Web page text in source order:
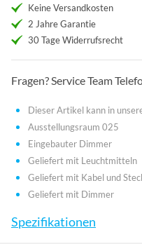
Keine Versandkosten
2 Jahre Garantie
30 Tage Widerrufsrecht
Fragen? Service Team
Dieser Artikel kann in
Ausstellungsraum 025
Eingebauter Dimmer
Geliefert mit Leuchtmitteln
Geliefert mit Kabel und
Geliefert mit Dimmer
Spezifikationen